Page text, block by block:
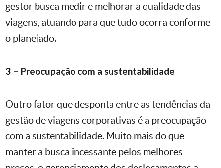
gestor busca medir e melhorar a qualidade das
viagens, atuando para que tudo ocorra conforme
o planejado.
3 – Preocupação com a sustentabilidade
Outro fator que desponta entre as tendências da
gestão de viagens corporativas é a preocupação
com a sustentabilidade. Muito mais do que
manter a busca incessante pelos melhores